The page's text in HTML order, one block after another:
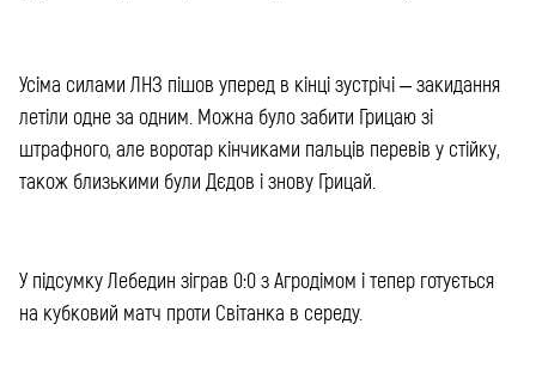
Усіма силами ЛНЗ пішов уперед в кінці зустрічі – закидання
летіли одне за одним. Можна було забити Грицаю зі
штрафного, але воротар кінчиками пальців перевів у стійку,
також близькими були Дєдов і знову Грицай.
У підсумку Лебедин зіграв 0:0 з Агродімом і тепер готується
на кубковий матч проти Світанка в середу.